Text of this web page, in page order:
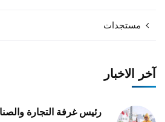
مستجدات
آخر الاخبار
رئيس غرفة التجارة